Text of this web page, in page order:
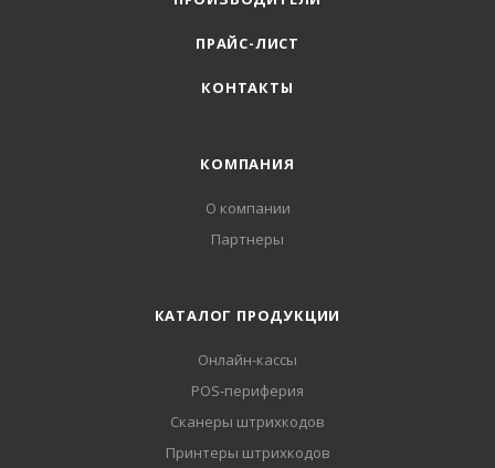
ПРАЙС-ЛИСТ
КОНТАКТЫ
КОМПАНИЯ
О компании
Партнеры
КАТАЛОГ ПРОДУКЦИИ
Онлайн-кассы
POS-периферия
Сканеры штрихкодов
Принтеры штрихкодов